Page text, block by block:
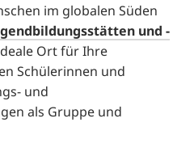
im globalen Süden
und -
Ort für Ihre
Schülerinnen und
und
als Gruppe und